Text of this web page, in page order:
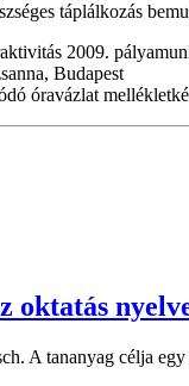
táplálkozás
2009.
Budapest
óravázlat
oktatás
A tananyag célja